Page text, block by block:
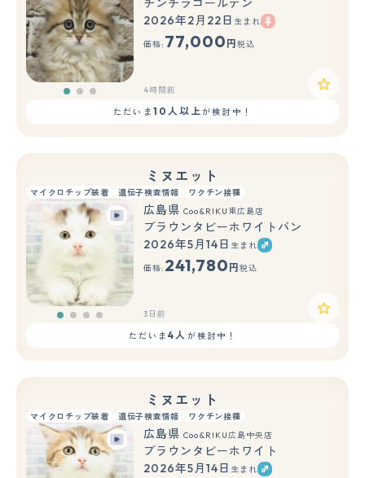
もっと見る
チンチラゴールデン
2026年2月22日 生まれ
価格: 77,000 円 税込
4時間前
ただいま 10人以上が検討中！
ミヌエット
マイクロチップ装着 遺伝子検査情報 ワクチン接種
広島県 Coo&RIKU東広島店
ブラウンタビーホワイトバン
2026年5月14日 生まれ
価格: 241,780 円 税込
3日前
ただいま4人 が検討中！
ミヌエット
マイクロチップ装着 遺伝子検査情報 ワクチン接種
広島県 Coo&RIKU広島中央店
ブラウンタビーホワイト
2026年5月14日 生まれ